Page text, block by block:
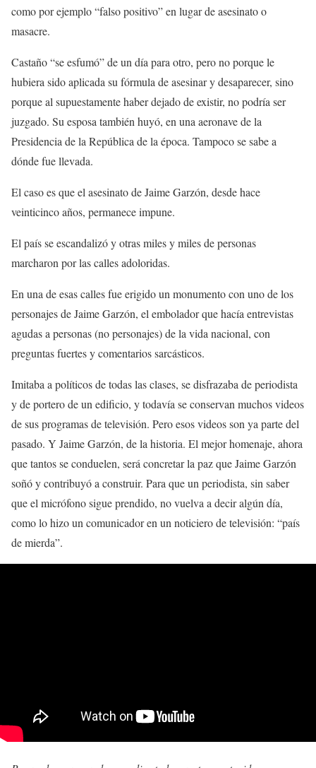
como por ejemplo “falso positivo” en lugar de asesinato o
masacre.
Castaño “se esfumó” de un día para otro, pero no porque le
hubiera sido aplicada su fórmula de asesinar y desaparecer, sino
porque al supuestamente haber dejado de existir, no podría ser
juzgado. Su esposa también huyó, en una aeronave de la
Presidencia de la República de la época. Tampoco se sabe a
dónde fue llevada.
El caso es que el asesinato de Jaime Garzón, desde hace
veinticinco años, permanece impune.
El país se escandalizó y otras miles y miles de personas
marcharon por las calles adoloridas.
En una de esas calles fue erigido un monumento con uno de los
personajes de Jaime Garzón, el embolador que hacía entrevistas
agudas a personas (no personajes) de la vida nacional, con
preguntas fuertes y comentarios sarcásticos.
Imitaba a políticos de todas las clases, se disfrazaba de periodista
y de portero de un edificio, y todavía se conservan muchos videos
de sus programas de televisión. Pero esos videos son ya parte del
pasado. Y Jaime Garzón, de la historia. El mejor homenaje, ahora
que tantos se conduelen, será concretar la paz que Jaime Garzón
soñó y contribuyó a construir. Para que un periodista, sin saber
que el micrófono sigue prendido, no vuelva a decir algún día,
como lo hizo un comunicador en un noticiero de televisión: “país
de mierda”.